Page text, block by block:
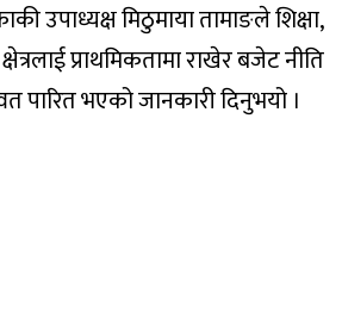
उपाध्यक्ष मिठुमाया तामाङले शिक्षा,
प्राथमिकतामा राखेर बजेट नीति
पारित भएको जानकारी दिनुभयो ।